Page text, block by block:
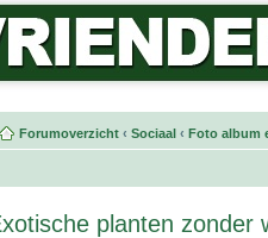
Forumoverzicht ‹ Sociaal ‹ Foto album
planten zonder